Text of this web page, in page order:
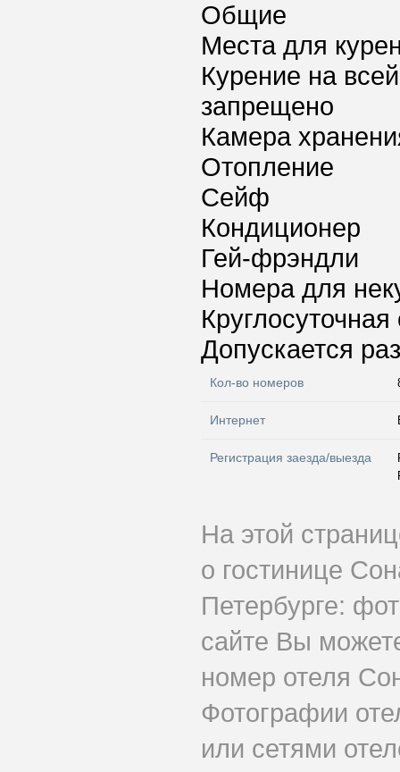
Общие
Места для
Курение на
запрещено
Камера
Отопление
Сейф
Кондиционер
Гей-фрэндли
Номера для
Допускается
Кол-во номеров
Интернет
Регистрация заезда/выезда
На этой
о гостинице
Петербурге:
сайте Вы
номер отеля
Фотографии
или сетями